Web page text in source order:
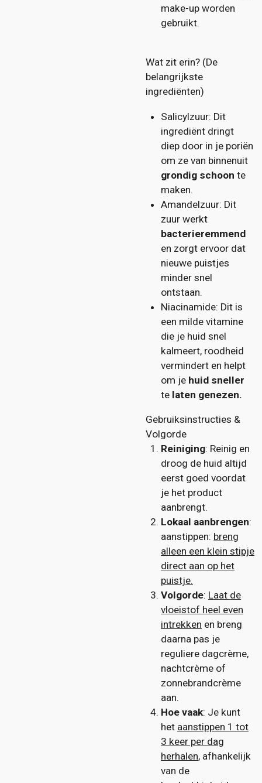
make-up worden
gebruikt.
Wat zit erin? (De
belangrijkste
ingrediënten)
Salicylzuur: Dit
ingrediënt dringt
diep door in je poriën
om ze van binnenuit
grondig schoon te
maken.
Amandelzuur: Dit
zuur werkt
bacterieremmend
en zorgt ervoor dat
nieuwe puistjes
minder snel
ontstaan.
Niacinamide: Dit is
een milde vitamine
die je huid snel
kalmeert, roodheid
vermindert en helpt
om je huid sneller
te laten genezen.
Gebruiksinstructies &
Volgorde
Reiniging: Reinig en
droog de huid altijd
eerst goed voordat
je het product
aanbrengt.
Lokaal aanbrengen:
aanstippen: breng
alleen een klein stipje
direct aan op het
puistje.
Volgorde: Laat de
vloeistof heel even
intrekken en breng
daarna pas je
reguliere dagcrème,
nachtcrème of
zonnebrandcrème
aan.
Hoe vaak: Je kunt
het aanstippen 1 tot
3 keer per dag
herhalen, afhankelijk
van de